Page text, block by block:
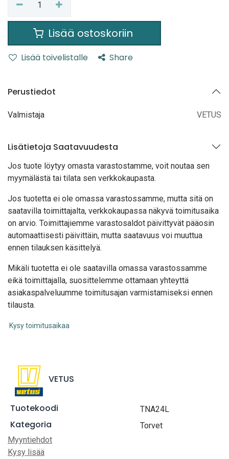
Lisää ostoskoriin
Lisää toivelistalle Share
Perustiedot
Valmistaja VETUS
Lisätietoja Saatavuudesta
Jos tuote löytyy omasta varastostamme, voit noutaa sen
myymälästä tai tilata sen verkkokaupasta.
Jos tuotetta ei ole omassa varastossamme, mutta sitä on
saatavilla toimittajalta, verkkokaupassa näkyvä toimitusaika
on arvio. Toimittajiemme varastosaldot päivittyvät pääosin
automaattisesti päivittäin, mutta saatavuus voi muuttua
ennen tilauksen käsittelyä.
Mikäli tuotetta ei ole saatavilla omassa varastossamme
eikä toimittajalla, suosittelemme ottamaan yhteyttä
asiakaspalveluumme toimitusajan varmistamiseksi ennen
tilausta.
Kysy toimitusaikaa
VETUS
Tuotekoodi TNA24L
Kategoria
Torvet
Myyntiehdot
Kysy lisää